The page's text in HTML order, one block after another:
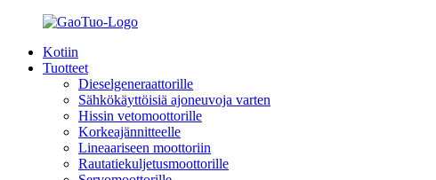
Kotiin
Tuotteet
Dieselgeneraattorille
Sähkökäyttöisiä ajoneuvoja varten
Hissin vetomoottorille
Korkeajännitteelle
Lineaariseen moottoriin
Rautatiekuljetusmoottorille